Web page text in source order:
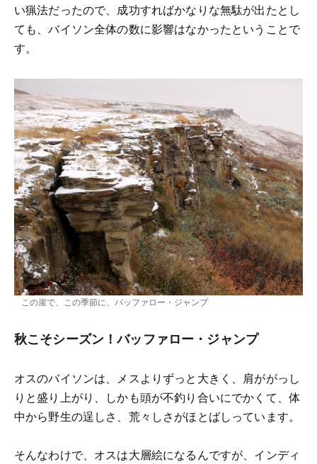
い猟法だったので、成功すればかなりな無駄が出たとし
ても、バイソン全体の数に影響はなかったということで
す。
この崖で、この季節に、バッファロー・ジャンプ
秋こそシーズン！バッファロー・ジャンプ
オスのバイソンは、メスよりずっと大きく、肩ががっし
りと盛り上がり、しかも頭が不釣り合いにでかくて、体
中から野生の逞しさ、荒々しさがほとばしっています。
そんなわけで、オスは大層絵になるんですが、インディ